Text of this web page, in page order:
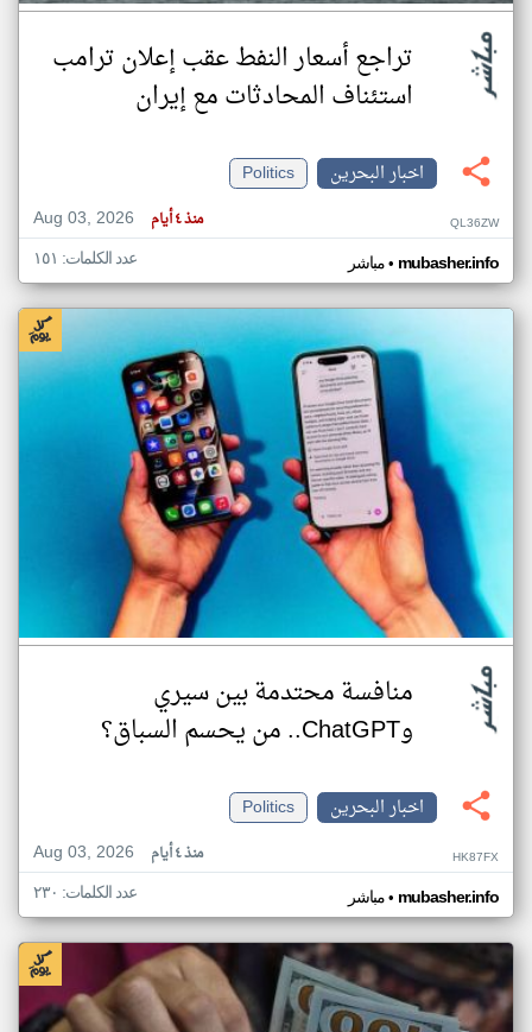
تراجع أسعار النفط عقب إعلان ترامب
استئناف المحادثات مع إيران
اخبار البحرين
Politics
Aug 03, 2026
منذ ٤ أيام QL36ZW
مباشر• mubasher.info عدد الكلمات: ١٥١
منافسة محتدمة بين سيري
وChatGPT.. من يحسم السباق؟
اخبار البحرين
Politics
Aug 03, 2026
منذ ٤ أيام HK87FX
مباشر• mubasher.info عدد الكلمات: ٢٣٠